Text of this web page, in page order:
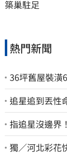
築巢駐足
熱門新聞
36坪舊屋裝
追星追到丟性
指追星沒邊界
獨／河北彩花